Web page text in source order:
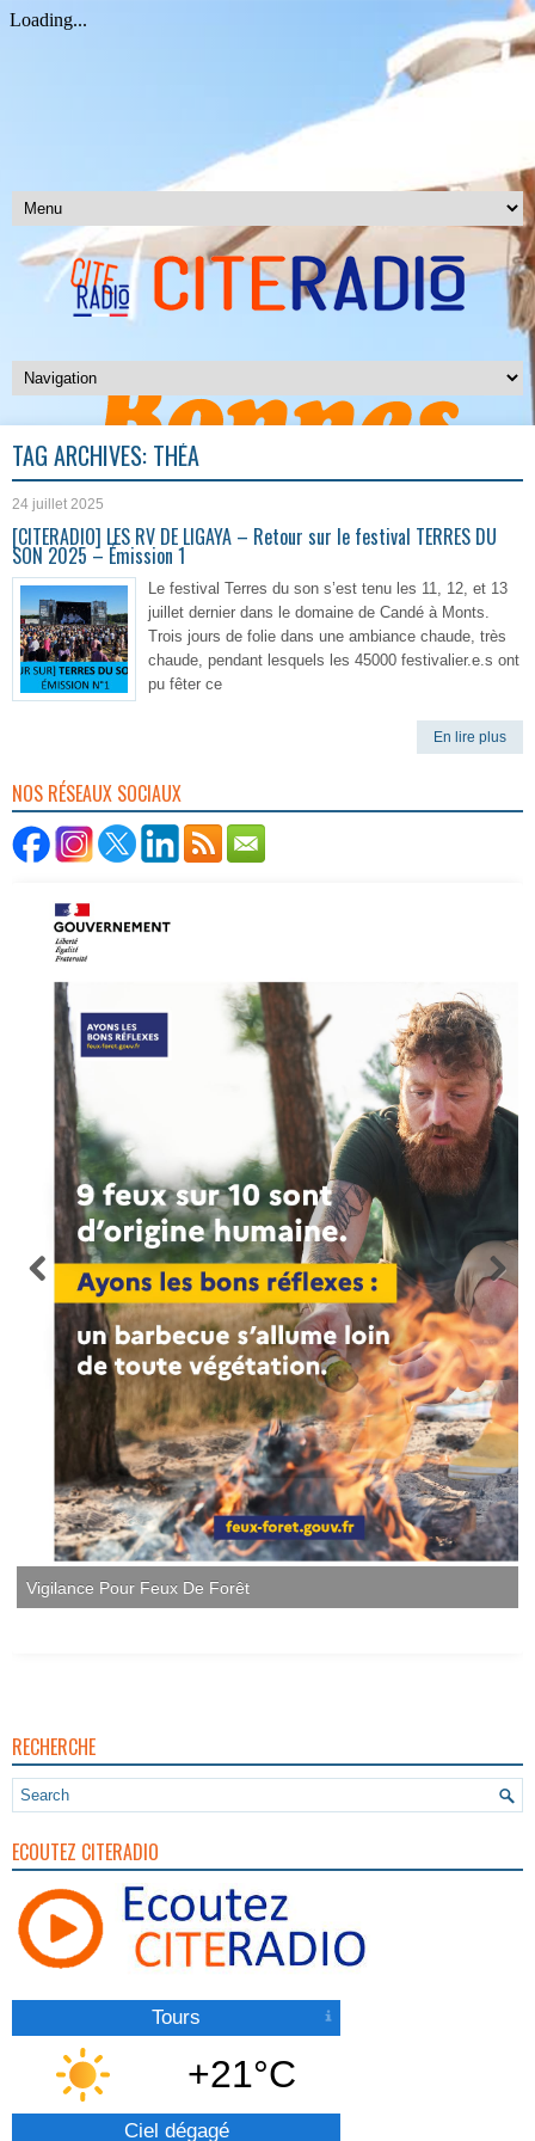
TAG ARCHIVES: THÉA
24 juillet 2025
[CITERADIO] LES RV DE LIGAYA – Retour sur le festival TERRES DU
SON 2025 – Émission 1
Le festival Terres du son s’est tenu les 11, 12, et 13
juillet dernier dans le domaine de Candé à Monts.
Trois jours de folie dans une ambiance chaude, très
chaude, pendant lesquels les 45000 festivalier.e.s ont
pu fêter ce
En lire plus
NOS RÉSEAUX SOCIAUX
Vigilance Pour Feux De Forêt
RECHERCHE
ECOUTEZ CITERADIO
Tours
+21°C
Ciel dégagé